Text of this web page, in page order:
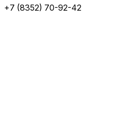
+7 (8352) 70-92-42